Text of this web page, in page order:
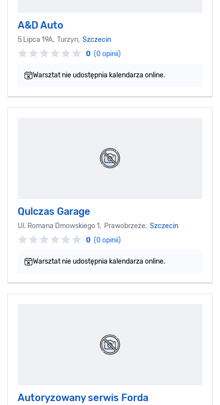
A&D Auto
5 Lipca 19A, Turzyn, Szczecin
0 (0 opinii)
Warsztat nie udostępnia kalendarza online.
Qulczas Garage
Ul. Romana Dmowskiego 1, Prawobrzeże, Szczecin
0 (0 opinii)
Warsztat nie udostępnia kalendarza online.
Autoryzowany serwis Forda